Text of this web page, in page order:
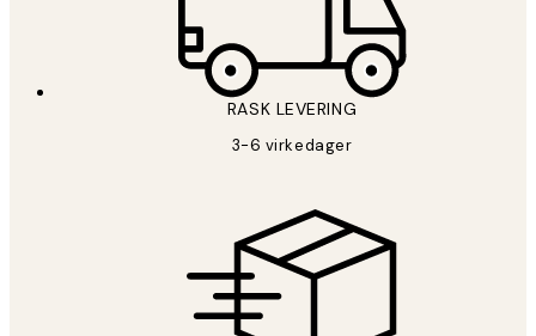
RASK LEVERING
3-6 virkedager